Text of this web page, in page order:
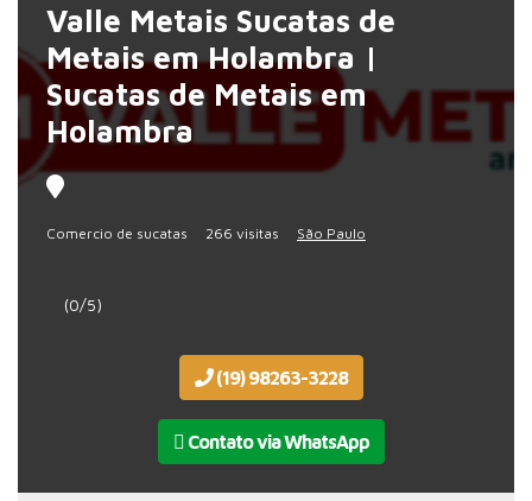
Valle Metais Sucatas de
Metais em Holambra |
Sucatas de Metais em
Holambra
Comercio de sucatas 266 visitas São Paulo
(0/5)
(19) 98263-3228
Contato via WhatsApp